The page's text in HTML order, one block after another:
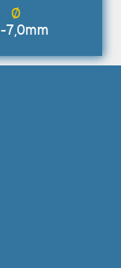
7,0mm